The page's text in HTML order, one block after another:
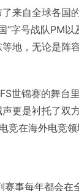
来自全球各国
”字号战队PM以
地，无论是阵
世锦赛的舞台
更是衬托了双
在海外电竞领
事每年都会在